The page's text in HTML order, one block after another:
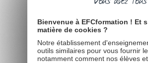
Bienvenue à EFCformation ! Et
matière de cookies ?
Notre établissement
outils similaires pour vous fournir
notamment comment nos élèves